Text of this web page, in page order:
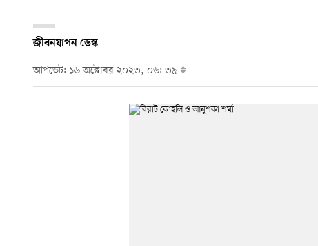
জীবনযাপন ডেস্ক
আপডেট: ১৬ অক্টোবর ২০২৩, ০৬: ৩৯